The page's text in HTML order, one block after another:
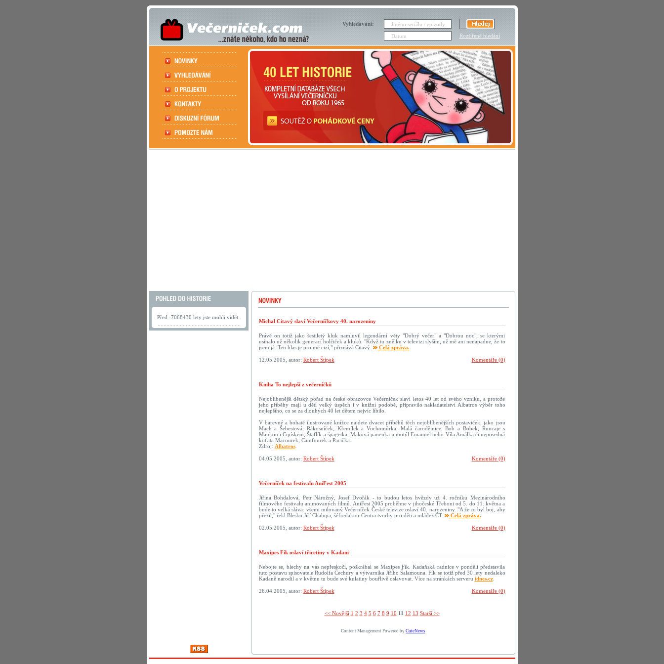
Vyhledávání:
Rozšířené hledání
Před -7068430 lety jste mohli vidět .
Michal Citavý slaví Večerníčkovy 40. narozeniny
Právě on totiž jako šestiletý kluk namluvil legendární věty "Dobrý večer" a "Dobrou noc", se kterými
usínalo už několik generací holčiček a kluků. "Když tu znělku v televizi slyším, už mě ani nenapadne, že to
jsem já. Ten hlas je pro mě cizí," přiznává Citavý.
Celá zpráva.
Komentáře (0)
12.05.2005, autor: Robert Štípek
Kniha To nejlepší z večerníčků
Nejoblíbenější dětský pořad na české obrazovce Večerníček slaví letos 40 let od svého vzniku, a protože
jeho příběhy mají u dětí velký úspěch i v knižní podobě, připravilo nakladatelství Albatros výběr toho
nejlepšího, co se za dlouhých 40 let dětem nejvíc líbilo.
V barevné a bohatě ilustrované knížce najdete dvacet příběhů těch nejoblíbenějších postaviček, jako jsou
Mach a Šebestová, Rákosníček, Křemílek a Vochomůrka, Malá čarodějnice, Bob a Bobek, Runcaje s
Mankou i Cipískem, Štaflík a špagetka, Maková panenka a motýl Emanuel nebo Víla Amálka či neposedná
koťata Macourek, Camfourek a Pacička.
Zdroj: Albatros.
Komentáře (0)
04.05.2005, autor: Robert Štípek
Večerníček na festivalu AniFest 2005
Jiřina Bohdalová, Petr Nárožný, Josef Dvořák - to budou letos hvězdy už 4. ročníku Mezinárodního
filmového festivalu animovaných filmů. AniFest 2005 proběhne v jihočeské Třeboni od 5. do 11. května a
bude to velká sláva: všemi milovaný Večerníček České televize oslaví 40. narozeniny. "A že to byl boj, aby
přežil," řekl Blesku Jiří Chalupa, šéfredaktor Centra tvorby pro děti a mládež ČT.
Celá zpráva.
Komentáře (0)
02.05.2005, autor: Robert Štípek
Maxipes Fík oslaví třicetiny v Kadani
Nebojte se, blechy na vás nepřeskočí, poškrábal se Maxipes Fík. Kadaňská radnice v pondělí představila
tuto postavu spisovatele Rudolfa Čechury a výtvarníka Jiřího Šalamouna. Fík se totiž před 30 lety nedaleko
Kadaně narodil a v květnu tu bude své kulatiny bouřlivě oslavovat. Více na stránkách serveru idnes.cz.
Komentáře (0)
26.04.2005, autor: Robert Štípek
<< Novější­ 1 2 3 4 5 6 7 8 9 10 11 12 13 Starší >>
Content Management Powered by CuteNews